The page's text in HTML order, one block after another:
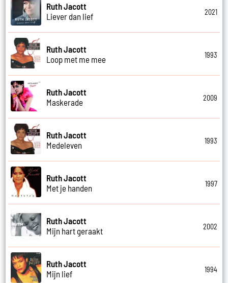
Ruth Jacott
Liever dan lief
2021
Ruth Jacott
Loop met me mee
1993
Ruth Jacott
Maskerade
2009
Ruth Jacott
Medeleven
1993
Ruth Jacott
Met je handen
1997
Ruth Jacott
Mijn hart geraakt
2002
Ruth Jacott
Mijn lief
1994